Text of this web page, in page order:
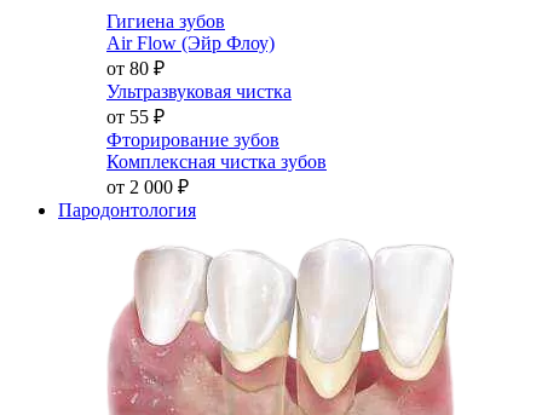
Гигиена зубов
Air Flow (Эйр Флоу)
от 80 ₽
Ультразвуковая чистка
от 55 ₽
Фторирование зубов
Комплексная чистка зубов
от 2 000 ₽
Пародонтология